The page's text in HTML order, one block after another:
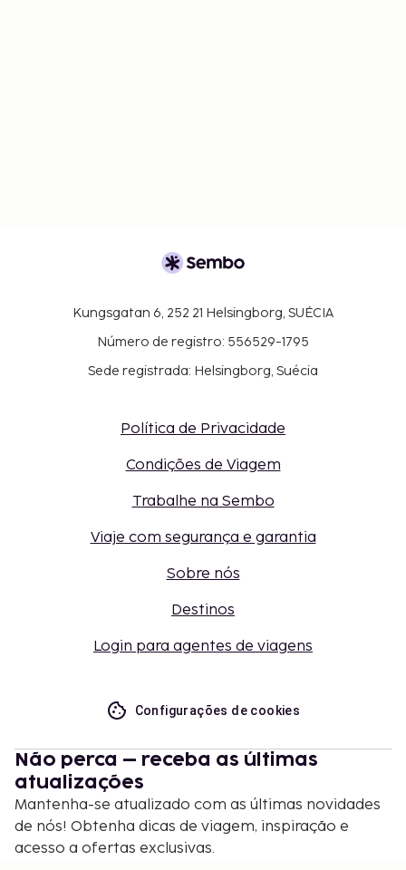
Kungsgatan 6, 252 21 Helsingborg, SUÉCIA
Número de registro: 556529-1795
Sede registrada: Helsingborg, Suécia
Política de Privacidade
Condições de Viagem
Trabalhe na Sembo
Viaje com segurança e garantia
Sobre nós
Destinos
Login para agentes de viagens
Configurações de cookies
Não perca – receba as últimas
atualizações
Mantenha-se atualizado com as últimas novidades
de nós! Obtenha dicas de viagem, inspiração e
acesso a ofertas exclusivas.